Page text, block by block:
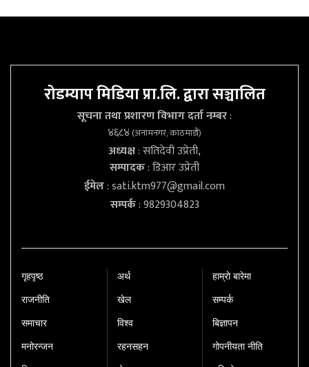
रोडम्याप मिडिया प्रा.लि. द्वारा सञ्चालित
सूचना तथा प्रशारण विभाग दर्ता नम्बर:
४६८४(अनामनगर, काठमाडौं)
अध्यक्ष: सतिदेवी उप्रेती,
सम्पादक: डिआर उप्रेती
ईमेल:sati.ktm977@gmail.com
सम्पर्क: 9829304823
गृहपृष्‍ठ
राजनीति
समाचार
मनोरन्जन
अर्थ
खेल
विश्व
रहनसहन
हाम्रो बारेमा
सम्पर्क
बिज्ञापन
गोपनीयता नीति